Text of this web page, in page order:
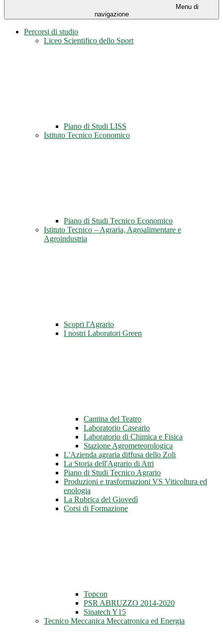
Menu di
navigazione
Percorsi di studio
Liceo Scientifico dello Sport
Piano di Studi LISS
Istituto Tecnico Economico
Piano di Studi Tecnico Economico
Istituto Tecnico – Agraria, Agroalimentare e
Agroindustria
Scopri l'Agrario
I nostri Laboratori Green
Cantina del Teatro
Laboratorio Caseario
Laboratorio di Chimica e Fisica
Stazione Agrometeorologica
L'Azienda agraria diffusa dello Zoli
La Storia dell'Agrario di Atri
Piano di Studi Tecnico Agrario
Produzioni e trasformazioni VS Viticoltura ed
enologia
La Rubrica del Giovedì
Corsi di Formazione
Topcon
PSR ABRUZZO 2014-2020
Sinatech Y15
Tecnico Meccanica Meccatronica ed Energia